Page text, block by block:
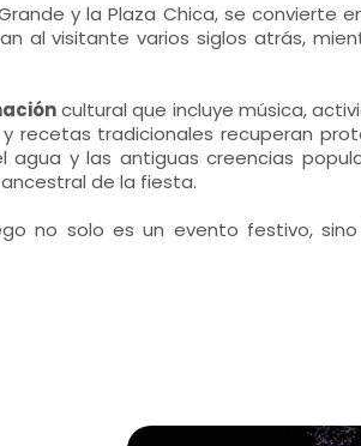
y la Plaza Chica, se convierte
al visitante varios siglos atrás,
cultural que incluye música,
tradicionales recuperan
y las antiguas creencias
de la fiesta.
no solo es un evento festivo,